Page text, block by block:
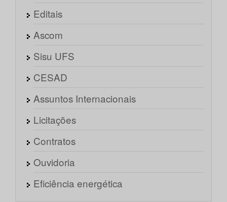
Editais
Ascom
Sisu UFS
CESAD
Assuntos Internacionais
Licitações
Contratos
Ouvidoria
Eficiência energética